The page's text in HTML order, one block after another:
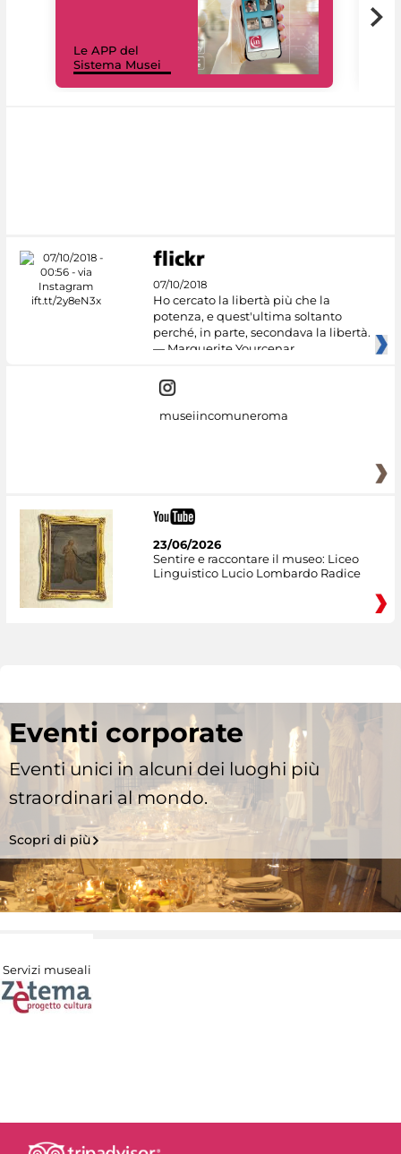
Le APP del
Sistema Musei
07/10/2018
Ho cercato la libertà più che la
potenza, e quest'ultima soltanto
perché, in parte, secondava la libertà.
— Marguerite Yourcenar
museiincomuneroma
23/06/2026
Sentire e raccontare il museo: Liceo
Linguistico Lucio Lombardo Radice
Eventi corporate
Eventi unici in alcuni dei luoghi più
straordinari al mondo.
Scopri di più
Servizi museali